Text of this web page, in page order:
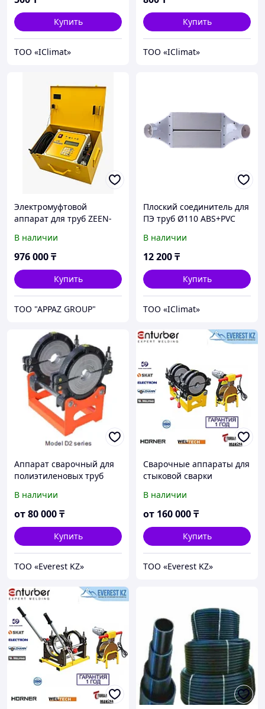
Купить
ТОО «IClimat»
Купить
ТОО «IClimat»
Электромуфтовой
аппарат для труб ZEEN-
В наличии
976 000₸
Купить
TOO "APPAZ GROUP"
Плоский соединитель для
ПЭ труб Ø110 ABS+PVC
В наличии
12 200₸
Купить
ТОО «IClimat»
Аппарат сварочный для
полиэтиленовых труб
зажима)
В наличии
от80 000₸
Купить
TOO «Everest KZ»
Сварочные аппараты для
стыковой сварки
NTP40-160мм (Механика)
В наличии
от 160 000₸
Купить
TOO «Everest KZ»